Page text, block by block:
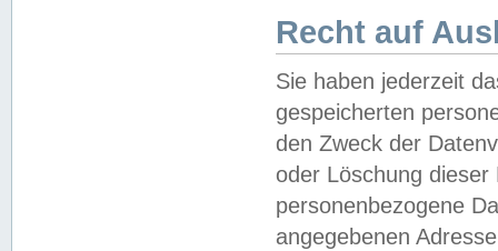
Recht auf
Sie haben jederzeit
gespeicherten
den Zweck der
oder Löschung
personenbezogene
angegebenen